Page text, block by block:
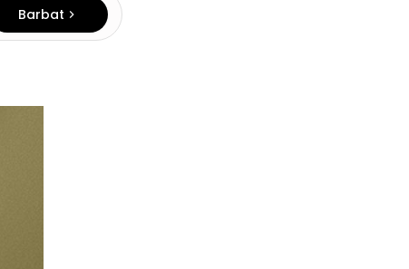
Barbat